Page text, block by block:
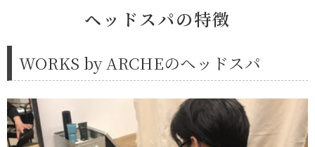
ヘッドスパの特徴
WORKS by ARCHEのヘッドスパ